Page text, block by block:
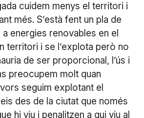
cuidem menys el territori i
més. S’està fent un pla de
energies renovables en el
territori i se l’explota però no
de ser proporcional, l’ús i
preocupem molt quan
seguim explotant el
des de la ciutat que només
hi viu i penalitzen a qui viu al